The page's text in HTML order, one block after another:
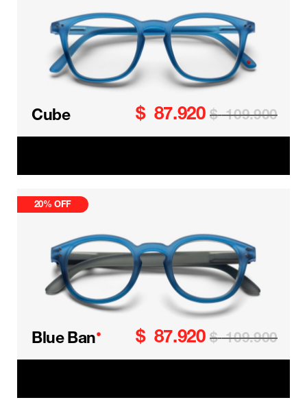
Cube $ 87.920 $ 109.900
20% OFF
Blue Ban• $ 87.920 $ 109.900